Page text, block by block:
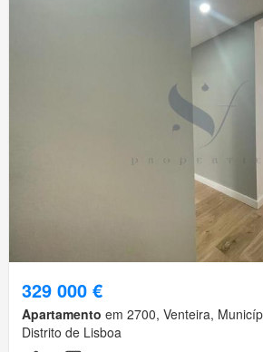
329 000 €
Apartamento em 2700, Venteira,
Distrito de Lisboa